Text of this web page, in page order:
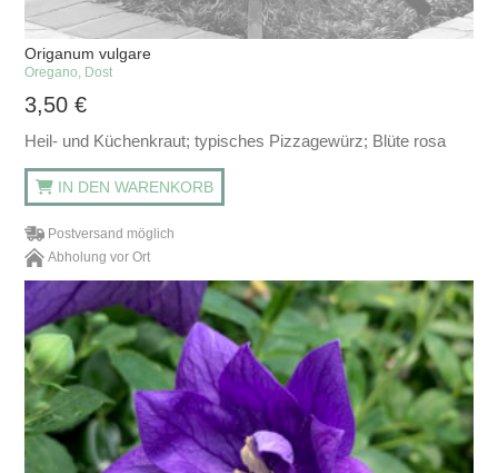
Origanum vulgare
Oregano, Dost
3,50€
Heil- und Küchenkraut; typisches Pizzagewürz; Blüte rosa
IN DEN WARENKORB
Postversand möglich
Abholung vor Ort